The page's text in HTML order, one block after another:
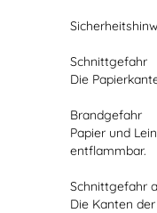
Schnittgefahr
Die
Brandgefahr
Papier und
entflammbar.
Schnittgefahr
Die Kanten